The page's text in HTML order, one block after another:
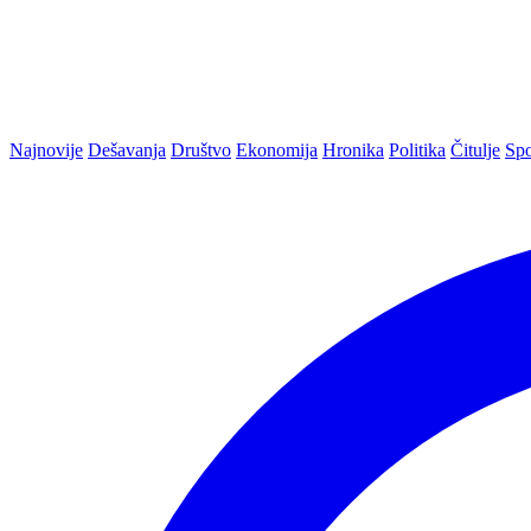
Najnovije Dešavanja Društvo Ekonomija Hronika Politika Čitulje